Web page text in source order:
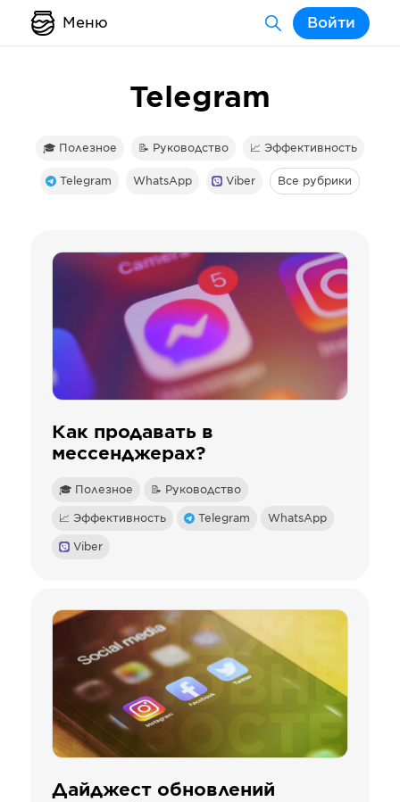
Меню Войти
Telegram
🎓 Полезное 📝 Руководство 📈 Эффективность
Telegram WhatsApp Viber Все рубрики
Как продавать в
мессенджерах?
🎓 Полезное 📝 Руководство
📈 Эффективность Telegram WhatsApp
Viber
Дайджест обновлений